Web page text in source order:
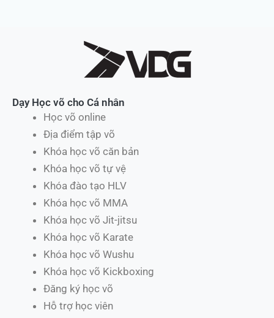
Dạy Học võ cho Cá nhân
Học võ online
Địa điểm tập võ
Khóa học võ căn bản
Khóa học võ tự vệ
Khóa đào tạo HLV
Khóa học võ MMA
Khóa học võ Jit-jitsu
Khóa học võ Karate
Khóa học võ Wushu
Khóa học võ Kickboxing
Đăng ký học võ
Hỗ trợ học viên